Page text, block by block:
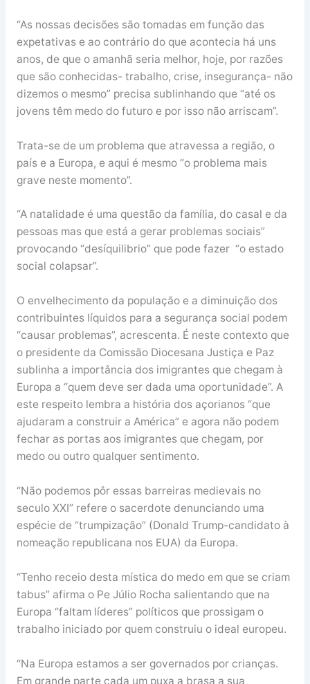
“As nossas decisões são tomadas em função das
expetativas e ao contrário do que acontecia há uns
anos, de que o amanhã seria melhor, hoje, por razões
que são conhecidas- trabalho, crise, insegurança- não
dizemos o mesmo” precisa sublinhando que “até os
jovens têm medo do futuro e por isso não arriscam”.
Trata-se de um problema que atravessa a região, o
país e a Europa, e aqui é mesmo “o problema mais
grave neste momento”.
“A natalidade é uma questão da família, do casal e da
pessoas mas que está a gerar problemas sociais”
provocando “desíquilibrio” que pode fazer “o estado
social colapsar”.
O envelhecimento da população e a diminuição dos
contribuintes líquidos para a segurança social podem
“causar problemas”, acrescenta. É neste contexto que
o presidente da Comissão Diocesana Justiça e Paz
sublinha a importância dos imigrantes que chegam à
Europa a “quem deve ser dada uma oportunidade”. A
este respeito lembra a história dos açorianos “que
ajudaram a construir a América” e agora não podem
fechar as portas aos imigrantes que chegam, por
medo ou outro qualquer sentimento.
“Não podemos pôr essas barreiras medievais no
seculo XXI” refere o sacerdote denunciando uma
espécie de “trumpização” (Donald Trump-candidato à
nomeação republicana nos EUA) da Europa.
“Tenho receio desta mística do medo em que se criam
tabus” afirma o Pe Júlio Rocha salientando que na
Europa “faltam líderes” políticos que prossigam o
trabalho iniciado por quem construiu o ideal europeu.
“Na Europa estamos a ser governados por crianças.
Em grande parte cada um puxa a brasa a sua